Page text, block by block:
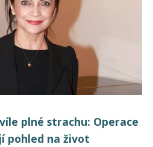
plné strachu: Operace
pohled na život